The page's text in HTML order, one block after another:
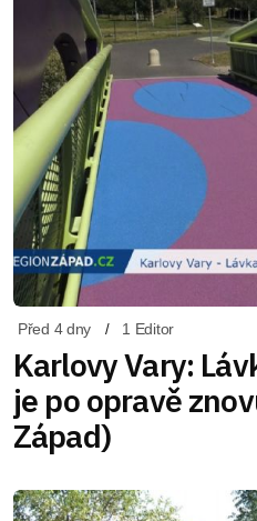
Před 4 dny 1 Editor
Karlovy Vary:
je po opravě
Západ)